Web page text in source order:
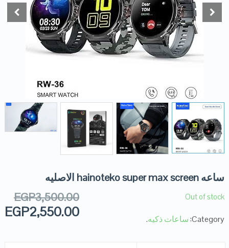
ساعه hainoteko super max screen الاصليه
EGP3,500.00
EGP2,550.00
Out of stock
Category: ساعات ذكيه.